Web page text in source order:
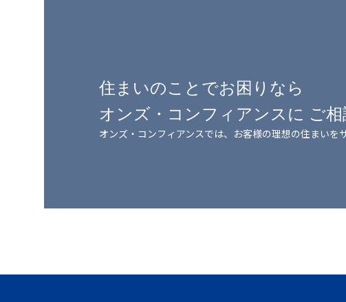
住まいのことでお困りなら
オンズ・コンフィアンスに ご
オンズ・コンフィアンスでは、 お客様の理想の住まいを